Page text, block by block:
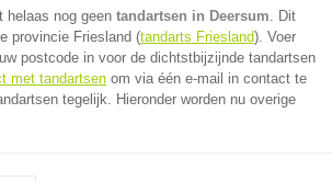
helaas nog geen tandartsen in Deersum. Dit
provincie Friesland (tandarts Friesland). Voer
postcode in voor de dichtstbijzijnde tandartsen
met tandartsen om via één e-mail in contact te
tegelijk. Hieronder worden nu overige